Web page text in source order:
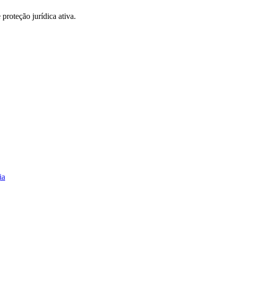
jurídica ativa.